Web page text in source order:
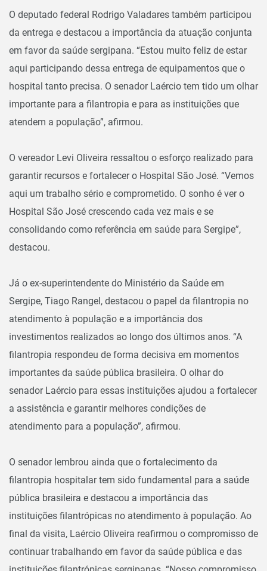
O deputado federal Rodrigo Valadares também participou
da entrega e destacou a importância da atuação conjunta
em favor da saúde sergipana. “Estou muito feliz de estar
aqui participando dessa entrega de equipamentos que o
hospital tanto precisa. O senador Laércio tem tido um olhar
importante para a filantropia e para as instituições que
atendem a população”, afirmou.
O vereador Levi Oliveira ressaltou o esforço realizado para
garantir recursos e fortalecer o Hospital São José. “Vemos
aqui um trabalho sério e comprometido. O sonho é ver o
Hospital São José crescendo cada vez mais e se
consolidando como referência em saúde para Sergipe”,
destacou.
Já o ex-superintendente do Ministério da Saúde em
Sergipe, Tiago Rangel, destacou o papel da filantropia no
atendimento à população e a importância dos
investimentos realizados ao longo dos últimos anos. “A
filantropia respondeu de forma decisiva em momentos
importantes da saúde pública brasileira. O olhar do
senador Laércio para essas instituições ajudou a fortalecer
a assistência e garantir melhores condições de
atendimento para a população”, afirmou.
O senador lembrou ainda que o fortalecimento da
filantropia hospitalar tem sido fundamental para a saúde
pública brasileira e destacou a importância das
instituições filantrópicas no atendimento à população. Ao
final da visita, Laércio Oliveira reafirmou o compromisso de
continuar trabalhando em favor da saúde pública e das